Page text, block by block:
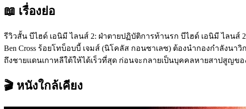
📖 เรื่องย่อ
รีวิวสั้น บีไฮด์ เอนิมี ไลนส์ 2: ฝ่าตายปฏิบัติการท้านรก บีไฮด์ เอนิมี ไลนส์
Ben Cross ร้อยโทบ็อบบี้ เจมส์ (นิโคลัส กอนซาเลซ) ต้องนำกองกำลังน
ถึงชายแดนเกาหลีใต้ให้ได้เร็วที่สุด ก่อนจะกลายเป็นบุคคลหายสาปสูญข
🎬 หนังใกล้เคียง